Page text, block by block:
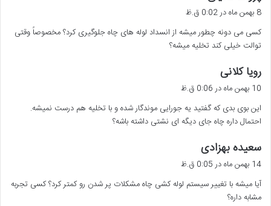
ف
:
8 بهمن ماه در 0:02 ق.ظ
کسی می دونه چطور میشه از انسداد لوله های چاه جلوگیری کرد؟ مخصوصاً وقتی
توالت خیلی کند تخلیه میشه؟
رویا کلانی
ت
:
10 بهمن ماه در 0:06 ق.ظ
این بوی بدی که گفتید یه جورایی موندگار شده و با تخلیه هم درست نمیشه.
احتمال داره چاه جای دیگه ای نشتی داشته باشه؟
سعیده بهزادی
ف
:
14 بهمن ماه در 0:05 ق.ظ
آیا میشه با تغییر سیستم لوله کشی چاه مشکلات پر شدن رو کمتر کرد؟ کسی تجربه
مشابه داره؟